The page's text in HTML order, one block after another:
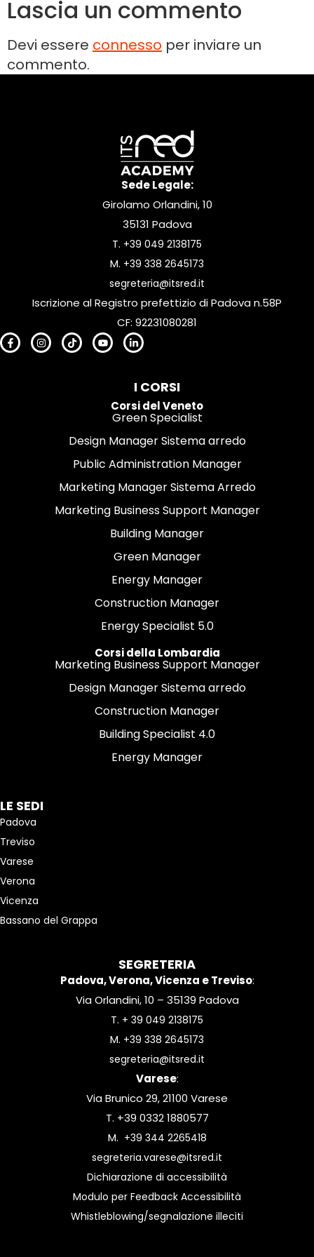
Lascia un commento
Devi essere connesso per inviare un
commento.
Sede Legale:
Girolamo Orlandini, 10
35131 Padova
T. +39 049 2138175
M. +39 338 2645173
segreteria@itsred.it
Iscrizione al Registro prefettizio di Padova n.58P
CF: 92231080281
I CORSI
Corsi del Veneto
Green Specialist
Design Manager Sistema arredo
Public Administration Manager
Marketing Manager Sistema Arredo
Marketing Business Support Manager
Building Manager
Green Manager
Energy Manager
Construction Manager
Energy Specialist 5.0
Corsi della Lombardia
Marketing Business Support Manager
Design Manager Sistema arredo
Construction Manager
Building Specialist 4.0
Energy Manager
LE SEDI
Padova
Treviso
Varese
Verona
Vicenza
Bassano del Grappa
SEGRETERIA
Padova, Verona, Vicenza e Treviso:
Via Orlandini, 10 – 35139 Padova
T. + 39 049 2138175
M. +39 338 2645173
segreteria@itsred.it
Varese:
Via Brunico 29, 21100 Varese
T. +39 0332 1880577
M. +39 344 2265418
segreteria.varese@itsred.it
Dichiarazione di accessibilità
Modulo per Feedback Accessibilità
Whistleblowing/segnalazione illeciti